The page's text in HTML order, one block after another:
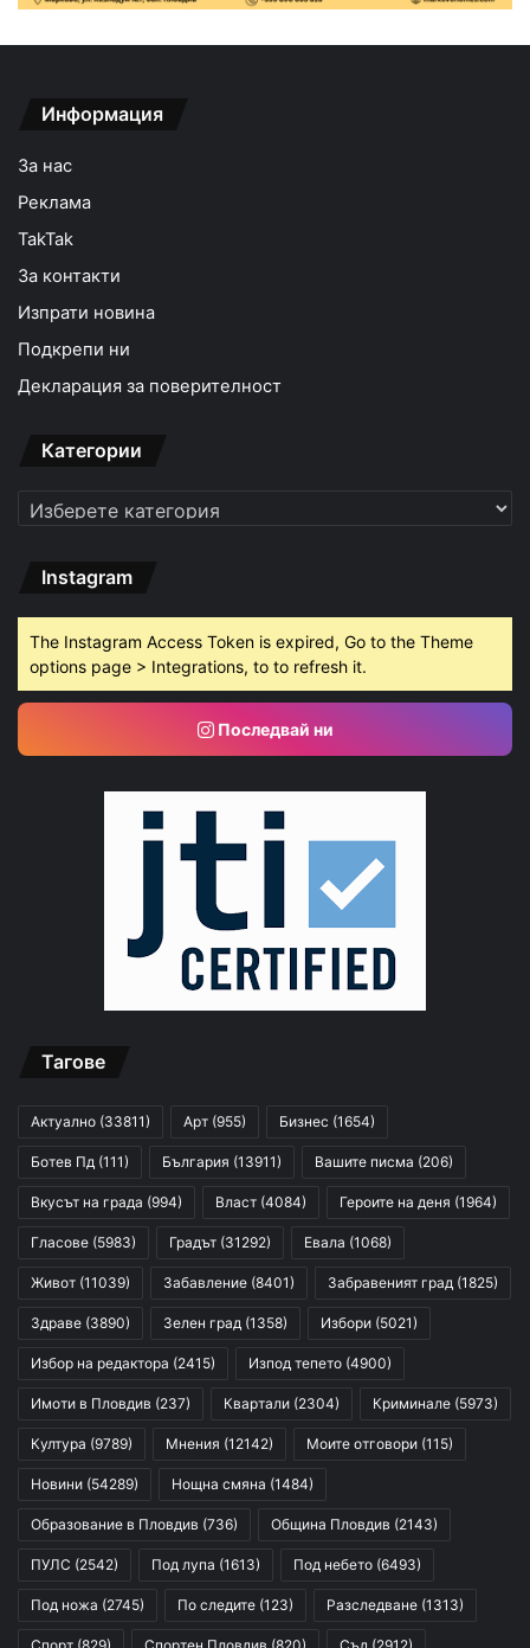
Информация
За нас
Реклама
TakTak
За контакти
Изпрати новина
Подкрепи ни
Декларация за поверителност
Категории
Категории
Instagram
The Instagram Access Token is expired, Go to the Theme
options page > Integrations, to to refresh it.
Последвай ни
Тагове
Актуално (33811) Арт (955) Бизнес (1654)
Ботев Пд (111) България (13911) Вашите писма (206)
Вкусът на града (994) Власт (4084) Героите на деня (1964)
Гласове (5983) Градът (31292) Евала (1068)
Живот (11039) Забавление (8401) Забравеният град (1825)
Здраве (3890) Зелен град (1358) Избори (5021)
Избор на редактора (2415) Изпод тепето (4900)
Имоти в Пловдив (237) Квартали (2304) Криминале (5973)
Култура (9789) Мнения (12142) Моите отговори (115)
Новини (54289) Нощна смяна (1484)
Образование в Пловдив (736) Община Пловдив (2143)
ПУЛС (2542) Под лупа (1613) Под небето (6493)
Под ножа (2745) По следите (123) Разследване (1313)